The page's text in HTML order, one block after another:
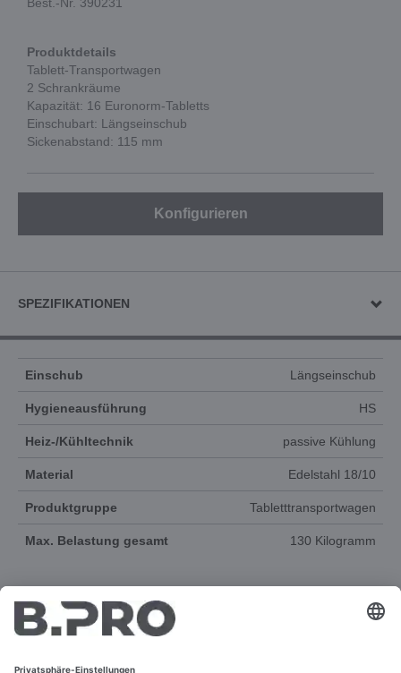
Produktdetails
Tablett-Transportwagen
2 Schrankräume
Kapazität: 16 Euronorm-Tabletts
Einschubart: Längseinschub
Sickenabstand: 115 mm
Konfigurieren
SPEZIFIKATIONEN
Einschub Längseinschub
Hygieneausführung HS
Heiz-/Kühltechnik passive Kühlung
Material Edelstahl 18/10
Produktgruppe Tabletttransportwagen
Max. Belastung gesamt 130 Kilogramm